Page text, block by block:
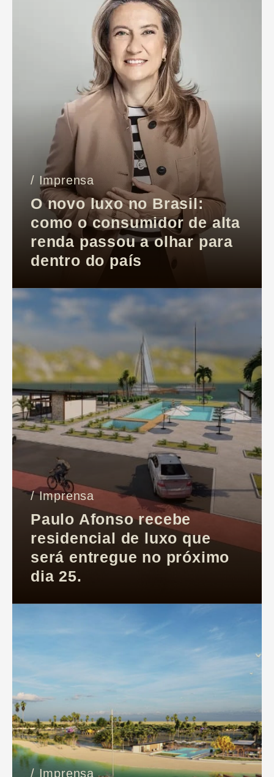
/ Imprensa
O novo luxo no Brasil:
como o consumidor de alta
renda passou a olhar para
dentro do país
/ Imprensa
Paulo Afonso recebe
residencial de luxo que
será entregue no próximo
dia 25.
/ Imprensa